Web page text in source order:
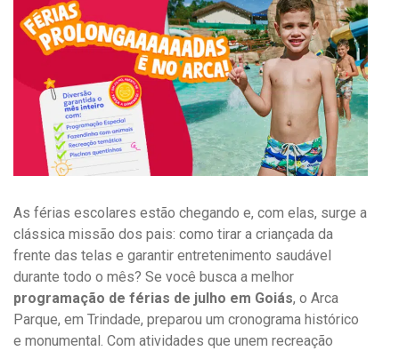
As férias escolares estão chegando e, com elas, surge a
clássica missão dos pais: como tirar a criançada da
frente das telas e garantir entretenimento saudável
durante todo o mês? Se você busca a melhor
programação de férias de julho em Goiás, o Arca
Parque, em Trindade, preparou um cronograma histórico
e monumental. Com atividades que unem recreação